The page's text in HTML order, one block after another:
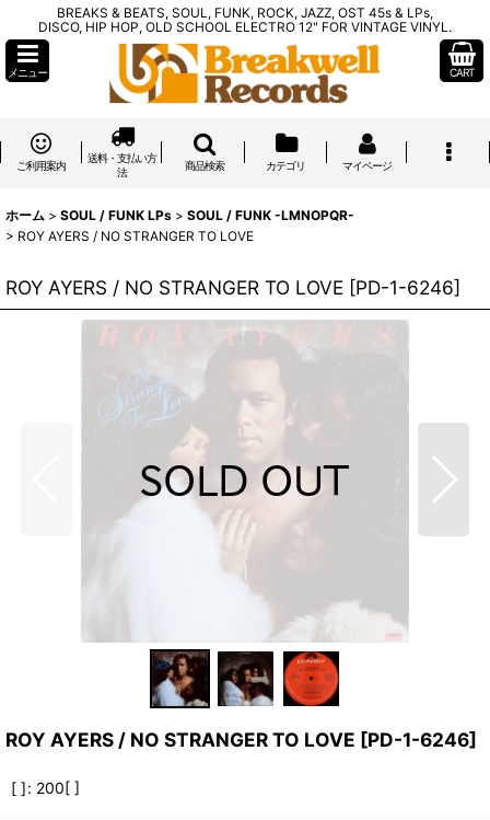
BREAKS & BEATS, SOUL, FUNK, ROCK, JAZZ, OST 45s & LPs,
DISCO, HIP HOP, OLD SCHOOL ELECTRO 12" FOR VINTAGE VINYL.
メニュー CART
ご利用案内
送料・支払い方
法
商品検索 カテゴリ マイページ
ホーム > SOUL / FUNK LPs > SOUL / FUNK -LMNOPQR-
> ROY AYERS / NO STRANGER TO LOVE
ROY AYERS / NO STRANGER TO LOVE [PD-1-6246]
ROY AYERS / NO STRANGER TO LOVE [PD-1-6246]
[ ]: 200[ ]